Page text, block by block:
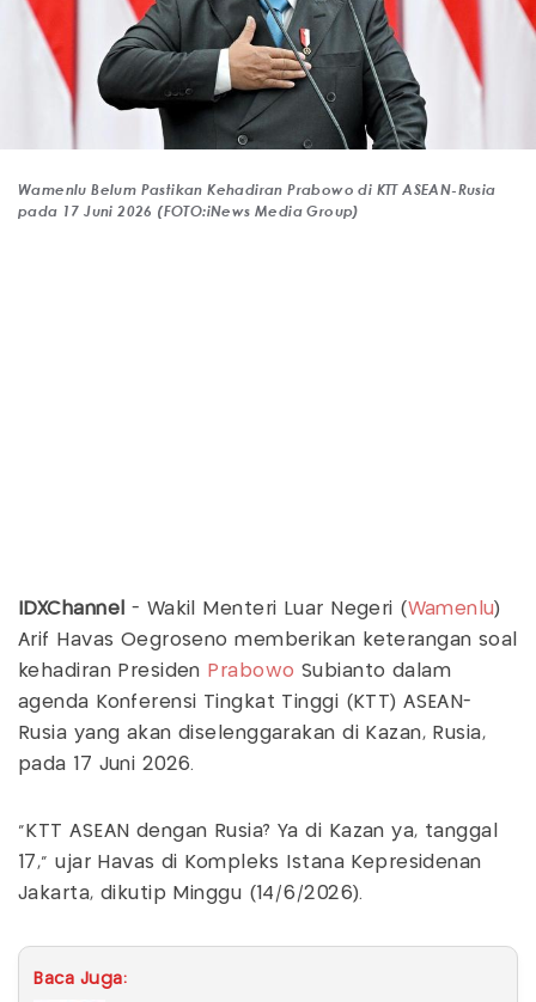
Wamenlu Belum Pastikan Kehadiran Prabowo di KTT ASEAN-Rusia
pada 17 Juni 2026 (FOTO:iNews Media Group)
IDXChannel - Wakil Menteri Luar Negeri (Wamenlu)
Arif Havas Oegroseno memberikan keterangan soal
kehadiran Presiden Prabowo Subianto dalam
agenda Konferensi Tingkat Tinggi (KTT) ASEAN-
Rusia yang akan diselenggarakan di Kazan, Rusia,
pada 17 Juni 2026.
"KTT ASEAN dengan Rusia? Ya di Kazan ya, tanggal
17," ujar Havas di Kompleks Istana Kepresidenan
Jakarta, dikutip Minggu (14/6/2026).
Baca Juga: